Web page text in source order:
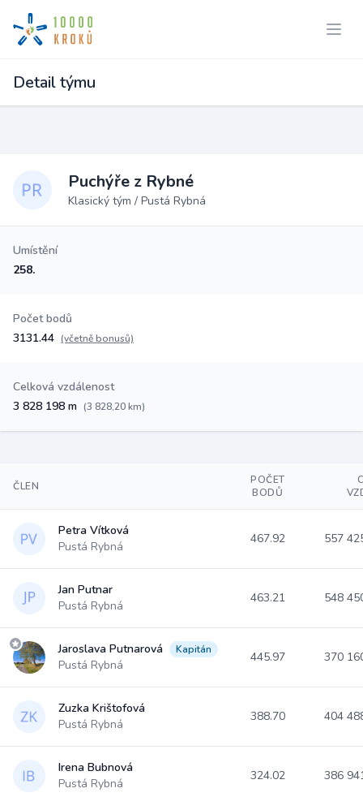
Detail týmu
Puchýře z Rybné
Klasický tým / Pustá Rybná
Umístění
258.
Počet bodů
3131.44 (včetně bonusů)
Celková vzdálenost
3 828 198 m (3 828,20 km)
ČLEN
POČET
BODŮ
Petra Vítková
Pustá Rybná
467.92 557
Jan Putnar
Pustá Rybná
463.21 548
Jaroslava Putnarová Kapitán
Pustá Rybná
445.97 370
Zuzka Krištofová
Pustá Rybná
388.70 404
Irena Bubnová
Pustá Rybná
324.02 386